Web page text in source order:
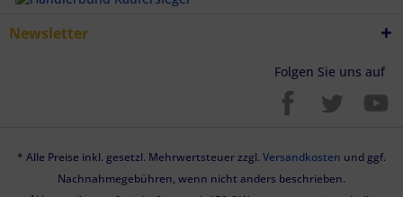
Newsletter
Folgen Sie uns auf
* Alle Preise inkl. gesetzl. Mehrwertsteuer zzgl. Versandkosten und ggf.
Nachnahmegebühren, wenn nicht anders beschrieben.